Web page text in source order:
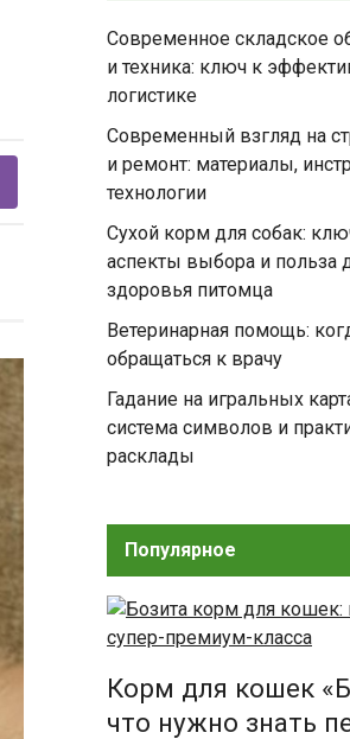
Современное складское
и техника: ключ к
логистике
Современный взгляд на
и ремонт: материалы,
технологии
Сухой корм для собак:
аспекты выбора и польза
здоровья питомца
Ветеринарная помощь:
обращаться к врачу
Гадание на игральных
система символов и
расклады
Популярное
Корм для кошек
что нужно знать